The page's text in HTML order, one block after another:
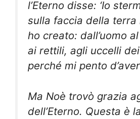
l’Eterno disse: ‘Io
sulla faccia della terra
ho creato: dall’uomo
ai rettili, agli uccelli
perché mi pento
Ma Noè trovò grazia
dell’Eterno. Questa è